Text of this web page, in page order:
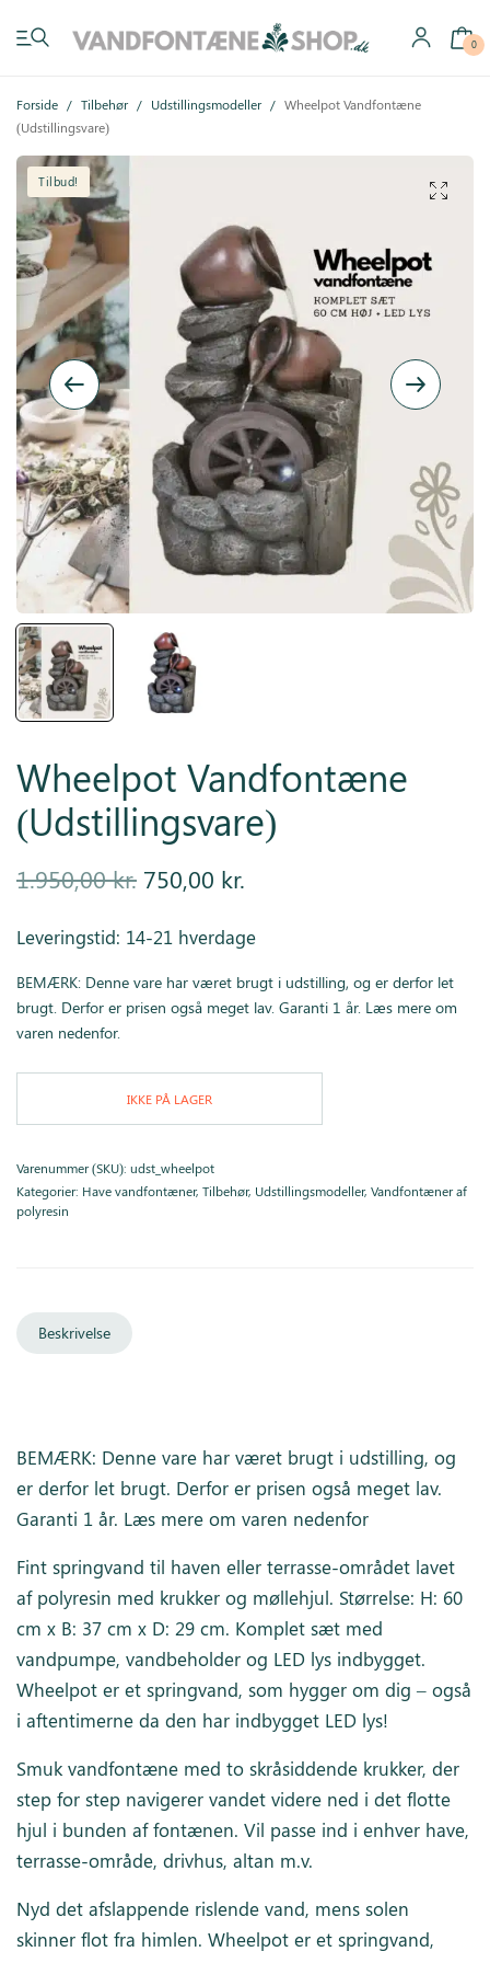
0
Forside / Tilbehør / Udstillingsmodeller / Wheelpot Vandfontæne
(Udstillingsvare)
Tilbud!
Wheelpot Vandfontæne
(Udstillingsvare)
1.950,00kr. Den
1.950,00 kr..
750,00 kr.
750,00 kr..
Leveringstid: 14-21 hverdage
BEMÆRK: Denne vare har været brugt i udstilling, og er derfor let
brugt. Derfor er prisen også meget lav. Garanti 1 år. Læs mere om
varen nedenfor.
IKKE PÅ LAGER
Varenummer (SKU): udst_wheelpot
Kategorier: Have vandfontæner, Tilbehør, Udstillingsmodeller, Vandfontæner af
polyresin
Beskrivelse
BEMÆRK: Denne vare har været brugt i udstilling, og
er derfor let brugt. Derfor er prisen også meget lav.
Garanti 1 år. Læs mere om varen nedenfor
Fint springvand til haven eller terrasse-området lavet
af polyresin med krukker og møllehjul. Størrelse: H: 60
cm x B: 37 cm x D: 29 cm. Komplet sæt med
vandpumpe, vandbeholder og LED lys indbygget.
Wheelpot er et springvand, som hygger om dig – også
i aftentimerne da den har indbygget LED lys!
Smuk vandfontæne med to skråsiddende krukker, der
step for step navigerer vandet videre ned i det flotte
hjul i bunden af fontænen. Vil passe ind i enhver have,
terrasse-område, drivhus, altan m.v.
Nyd det afslappende rislende vand, mens solen
skinner flot fra himlen. Wheelpot er et springvand,
Have vandfontæner
Indendørs vandfontæner
Byg selv
Tilbehør
Inspiration
Køb gavekort
Inspiration
Galleri
Kundeservice